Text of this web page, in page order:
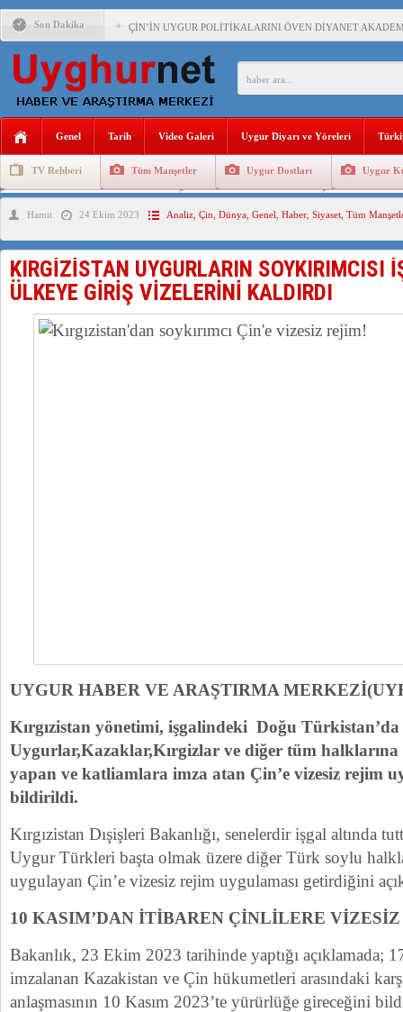
Son Dakika ÇİN’İN UYGUR POLİTİKALARINI ÖVEN DİYANET
MHP’DEN URUMÇİ KATLİAMI MESAJİ : 05.07.2009
İŞGALCİ ÇİN’DEN “FETİHLER SULTANI
SAADET PARTİSİ İLÇE BAŞKANI : TEMMUZ AYI,DOĞU
AZİZANA KAŞGAR : IŞIKLAR ALTINDA BİR VİTRİN Mİ,
Genel Tarih Video Galeri Uygur Diyarı ve Yöreleri
TV Rehberi Tüm Manşetler Uygur Dostları Uygur
Uygurlarda Düğün ve Cenaze
Hamit 24 Ekim 2023 Analiz Çin Dünya Genel Haber Siyaset Tüm
KIRGİZİSTAN UYGURLARIN SOYKIRIMCISI
ÜLKEYE GİRİŞ VİZELERİNİ KALDIRDI
UYGUR HABER VE ARAŞTIRMA
Kırgızistan yönetimi, işgalindeki Doğu
Uygurlar,Kazaklar,Kırgizlar ve diğer tüm halklarına
yapan ve katliamlara imza atan Çin’e vizesiz rejim
bildirildi.
Kırgızistan Dışişleri Bakanlığı, senelerdir işgal altında
Uygur Türkleri başta olmak üzere diğer Türk soylu
uygulayan Çin’e vizesiz rejim uygulaması getirdiğini
10 KASIM’DAN İTİBAREN ÇİNLİLERE VİZESİZ
Bakanlık, 23 Ekim 2023 tarihinde yaptığı açıklamada;
imzalanan Kazakistan ve Çin hükumetleri arasındaki
anlaşmasının 10 Kasım 2023’te yürürlüğe gireceğini